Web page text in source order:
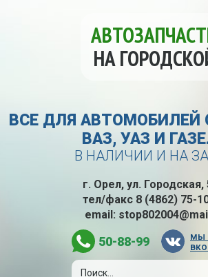
НА
ВСЕ ДЛЯ АВТОМОБИЛЕЙ
ВАЗ, УАЗ И
В НАЛИЧИИ И НА
г. Орел, ул. Городская,
тел/факс 8 (4862) 75-
email:
50-88-99
мы